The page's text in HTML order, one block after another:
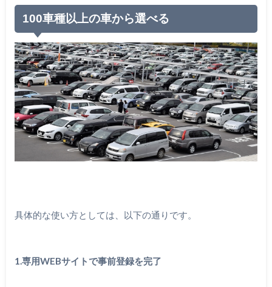
100車種以上の車から選べる
具体的な使い方としては、以下の通りです。
1.専用WEBサイトで事前登録を完了